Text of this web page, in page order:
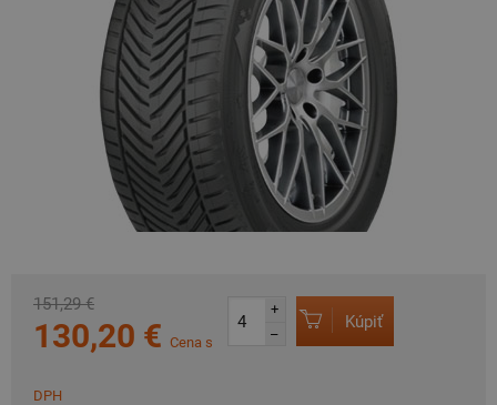
151,29 €
130,20 € Cena s
DPH
+
–
Kúpiť